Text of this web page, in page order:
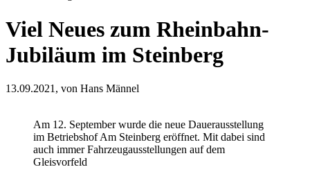
Viel Neues zum Rheinbahn-
Jubiläum im Steinberg
13.09.2021, von Hans Männel
Am 12. September wurde die neue Dauerausstellung
im Betriebshof Am Steinberg eröffnet. Mit dabei sind
auch immer Fahrzeugausstellungen auf dem
Gleisvorfeld